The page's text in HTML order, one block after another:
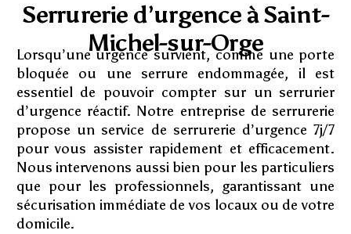
Serrurerie d’urgence à Saint-
Michel-sur-Orge
Lorsqu’une urgence survient, comme une porte
bloquée ou une serrure endommagée, il est
essentiel de pouvoir compter sur un serrurier
d’urgence réactif. Notre entreprise de serrurerie
propose un service de serrurerie d’urgence 7j/7
pour vous assister rapidement et efficacement.
Nous intervenons aussi bien pour les particuliers
que pour les professionnels, garantissant une
sécurisation immédiate de vos locaux ou de votre
domicile.